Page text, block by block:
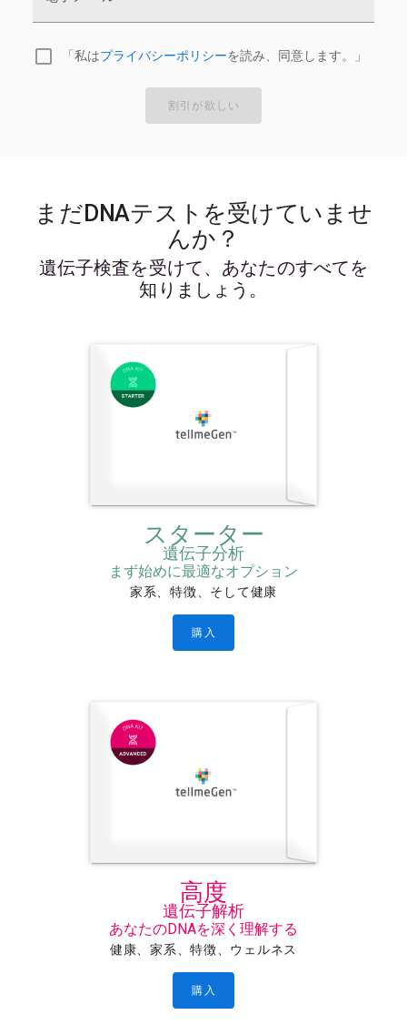
「私はプライバシーポリシーを読み、同意します。」
割引が欲しい
まだDNAテストを受けていませ
んか？
遺伝子検査を受けて、あなたのすべてを
知りましょう。
スターター
遺伝子分析
まず始めに最適なオプション
家系、特徴、そして健康
購入
高度
遺伝子解析
あなたのDNAを深く理解する
健康、家系、特徴、ウェルネス
購入